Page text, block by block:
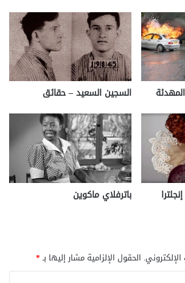
السجين السعيد – حقائق
باترفلاي ماكوين
الحقول الإلزامية مشار إليها بـ*